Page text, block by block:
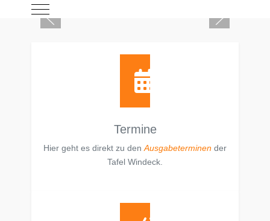
Mobile Menu Toggle
Termine
Hier geht es direkt zu den Ausgabeterminen der
Tafel Windeck.